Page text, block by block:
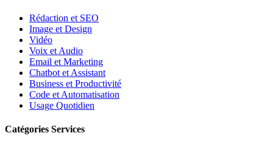
Rédaction et SEO
Image et Design
Vidéo
Voix et Audio
Email et Marketing
Chatbot et Assistant
Business et Productivité
Code et Automatisation
Usage Quotidien
Catégories Services